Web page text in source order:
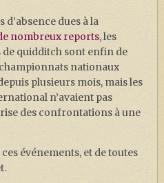
GAZETTE
d’absence dues à la
nombreux reports, les
quidditch sont enfin de
nationaux
plusieurs mois, mais les
n’avaient pas
des confrontations à une
événements, et de toutes